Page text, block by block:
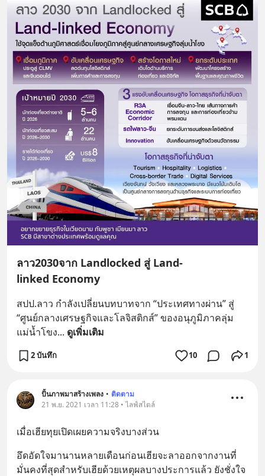
ลาว2030จาก Landlocked สู่ Land-
linked Economy
สปป.ลาว กำลังเปลี่ยนบทบาทจาก “ประเทศทางผ่าน” สู่
“ศูนย์กลางเศรษฐกิจและโลจิสติกส์” ของอนุภูมิภาคลุ่ม
แม่น้ำโขง... ดูเพิ่มเติม
2 บันทึก 10 1
ปั้นภาพมาสร้างเพลง • ติดตาม
21 พ.ย. 2021 เวลา 11:28 • ไลฟ์สไตล์
เมื่อเฮียทุยเปิดเผยความจริงบางส่วน
อึดอัดใจมานานหลายเดือนก่อนเฮียจะลาออกจากงานที่
มั่นคงที่สุดสำหรับเฮียด้วยเหตุผลบางประการแล้ว ยังชั่งใจ